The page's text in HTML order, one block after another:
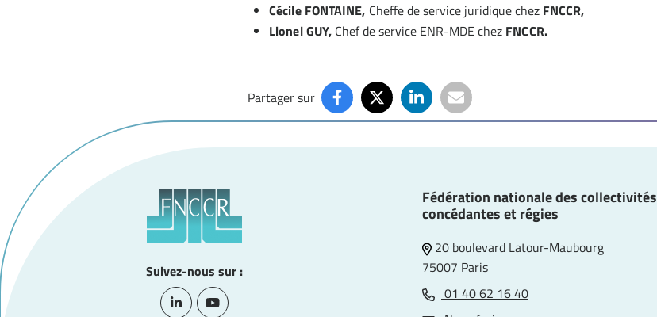
Cécile FONTAINE, Cheffe de service juridique chezFNCCR,
Lionel GUY, Chef de service ENR-MDE chez FNCCR.
Partager sur
Suivez-nous sur :
Lien vers le compte Linkedin
Lien vers la chaîne Youtube
Fédération nationale des collectivités
concédantes et régies
20 boulevard Latour-Maubourg
75007 Paris
01 40 62 16 40